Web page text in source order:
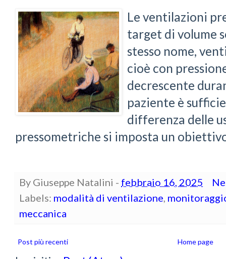
Le ventilazioni
target di volume
stesso nome,
cioè con
decrescente
paziente è
differenza delle
pressometriche si imposta un
By Giuseppe Natalini - febbraio 16, 2025
Labels: modalità di ventilazione,
meccanica
Post più recenti Home page